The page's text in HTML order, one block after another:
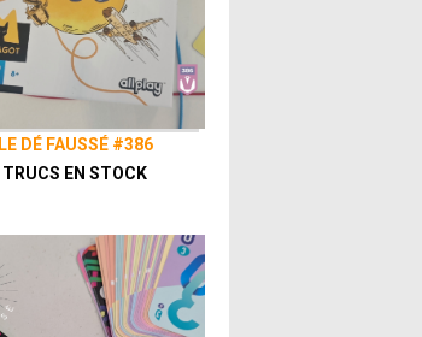
LE DÉ FAUSSÉ #386
TRUCS EN STOCK